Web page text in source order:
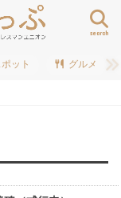
search
ット グルメ